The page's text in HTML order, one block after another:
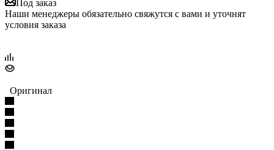
Под заказ
Наши менеджеры обязательно свяжутся с вами и уточнят
условия заказа
Оригинал